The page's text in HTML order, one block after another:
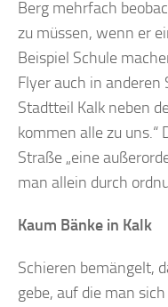
Berg mehrfach
zu müssen, wenn er
Beispiel Schule
Flyer auch in anderen
Stadtteil Kalk neben
kommen alle zu
Straße „eine
man allein durch
Kaum Bänke in Kalk
Schieren bemängelt,
gebe, auf die man